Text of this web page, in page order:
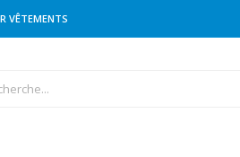
VÊTEMENTS